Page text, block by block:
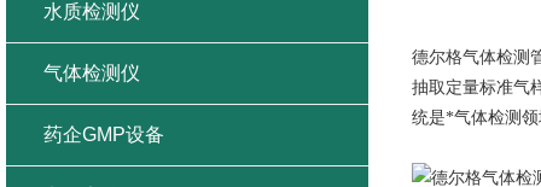
德尔格气体检测
抽取定量标准气
统是*气体检测
水质检测仪
气体检测仪
药企GMP设备